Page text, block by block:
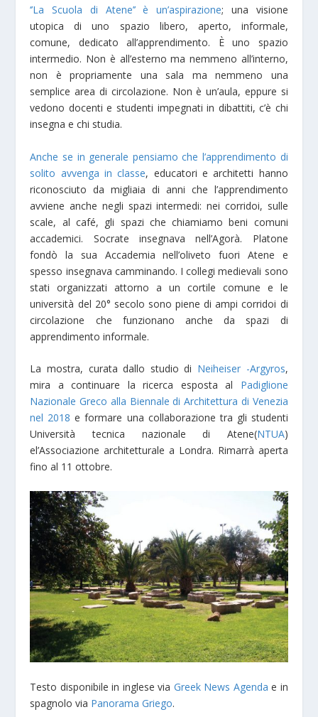
‘’La Scuola di Atene’’ è un’aspirazione; una visione
utopica di uno spazio libero, aperto, informale,
comune, dedicato all’apprendimento. È uno spazio
intermedio. Non è all’esterno ma nemmeno all’interno,
non è propriamente una sala ma nemmeno una
semplice area di circolazione. Non è un’aula, eppure si
vedono docenti e studenti impegnati in dibattiti, c’è chi
insegna e chi studia.
Anche se in generale pensiamo che l’apprendimento di
solito avvenga in classe, educatori e architetti hanno
riconosciuto da migliaia di anni che l’apprendimento
avviene anche negli spazi intermedi: nei corridoi, sulle
scale, al café, gli spazi che chiamiamo beni comuni
accademici. Socrate insegnava nell’Agorà. Platone
fondò la sua Accademia nell’oliveto fuori Atene e
spesso insegnava camminando. I collegi medievali sono
stati organizzati attorno a un cortile comune e le
università del 20° secolo sono piene di ampi corridoi di
circolazione che funzionano anche da spazi di
apprendimento informale.
La mostra, curata dallo studio di Neiheiser -Argyros,
mira a continuare la ricerca esposta al Padiglione
Nazionale Greco alla Biennale di Architettura di Venezia
nel 2018 e formare una collaborazione tra gli studenti
Università tecnica nazionale di Atene(NTUA)
el’Associazione architetturale a Londra. Rimarrà aperta
fino al 11 ottobre.
Testo disponibile in inglese via Greek News Agenda e in
spagnolo via Panorama Griego.